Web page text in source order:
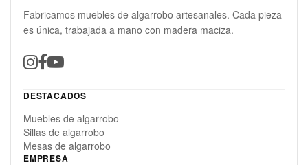
Fabricamos muebles de algarrobo artesanales. Cada pieza
es única, trabajada a mano con madera maciza.
DESTACADOS
Muebles de algarrobo
Sillas de algarrobo
Mesas de algarrobo
EMPRESA